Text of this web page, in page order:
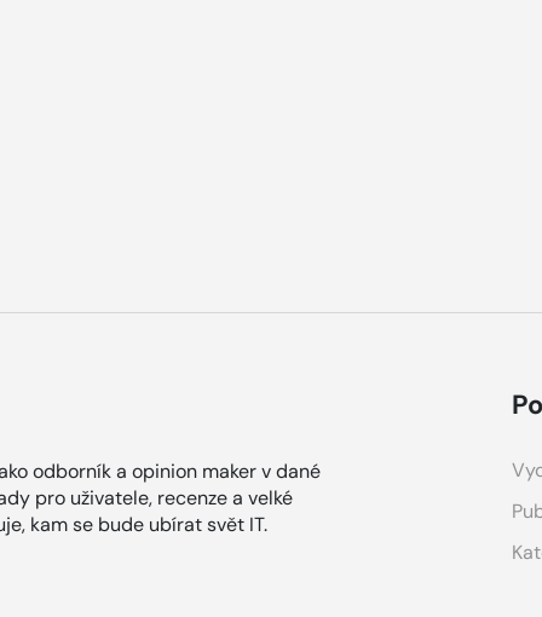
odborník a opinion maker v dané
pro uživatele, recenze a velké
kam se bude ubírat svět IT.